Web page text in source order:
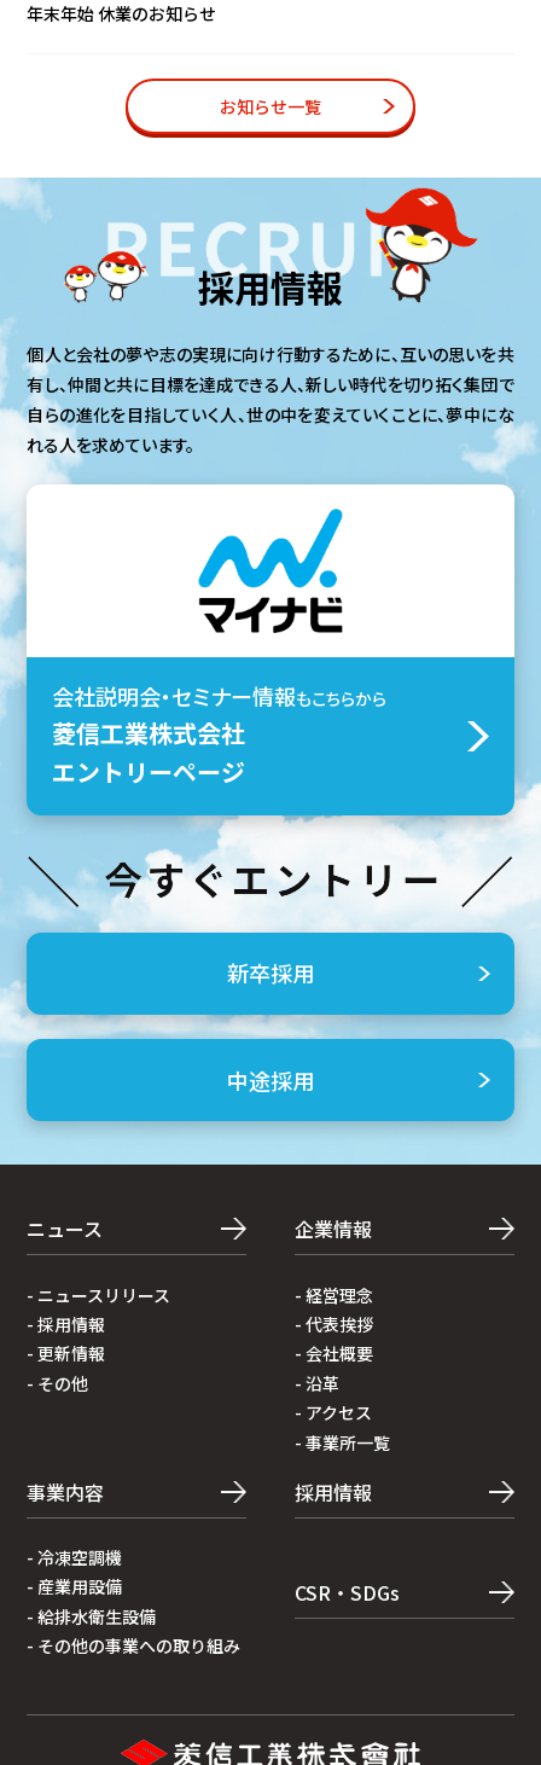
年末年始 休業のお知らせ
お知らせ一覧
採用情報
個⼈と会社の夢や志の実現に向け⾏動するために、互いの思いを共
有し、仲間と共に⽬標を達成できる⼈、新しい時代を切り拓く集団で
⾃らの進化を⽬指していく⼈、世の中を変えていくことに、夢中にな
れる⼈を求めています。
会社説明会・セミナー情報もこちらから
菱信工業株式会社
エントリーページ
新卒採用
中途採用
ニュース
- ニュースリリース
- 採⽤情報
- 更新情報
- その他
企業情報
- 経営理念
- 代表挨拶
- 会社概要
- 沿⾰
- アクセス
- 事業所⼀覧
事業内容
- 冷凍空調機
- 産業⽤設備
- 給排⽔衛⽣設備
- その他の事業への取り組み
採用情報
CSR・SDGs